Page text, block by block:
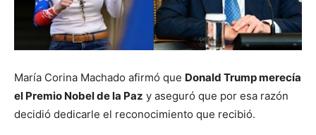
María Corina Machado afirmó que Donald Trump merecía
el Premio Nobel de la Paz y aseguró que por esa razón
decidió dedicarle el reconocimiento que recibió.